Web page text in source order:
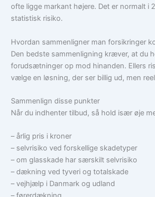
ofte ligge markant højere. Det er normalt i
statistisk risiko.
Hvordan sammenligner man forsikringer
Den bedste sammenligning kræver, at du
forudsætninger op mod hinanden. Ellers
vælge en løsning, der ser billig ud, men
Sammenlign disse punkter
Når du indhenter tilbud, så hold især øje
– årlig pris i kroner
– selvrisiko ved forskellige skadetyper
– om glasskade har særskilt selvrisiko
– dækning ved tyveri og totalskade
– vejhjælp i Danmark og udland